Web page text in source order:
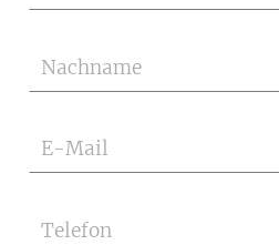
Nachname
E-Mail
Telefon